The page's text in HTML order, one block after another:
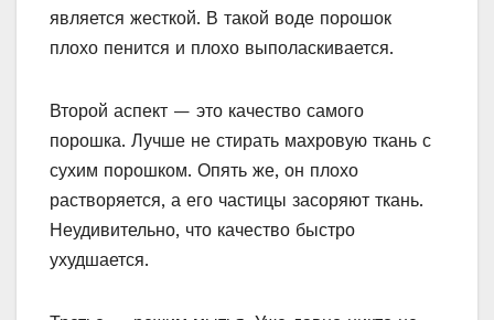
является жесткой. В такой воде порошок
плохо пенится и плохо выполаскивается.
Второй аспект — это качество самого
порошка. Лучше не стирать махровую ткань с
сухим порошком. Опять же, он плохо
растворяется, а его частицы засоряют ткань.
Неудивительно, что качество быстро
ухудшается.